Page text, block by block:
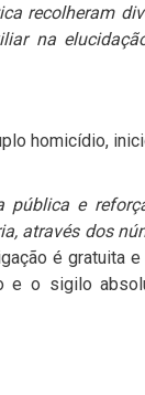
recolheram
na
homicídio,
pública e
através dos
é gratuita e
e o sigilo